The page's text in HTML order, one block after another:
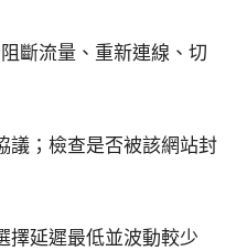
斷流量、重新連線、切
議；檢查是否被該網站封
擇延遲最低並波動較少